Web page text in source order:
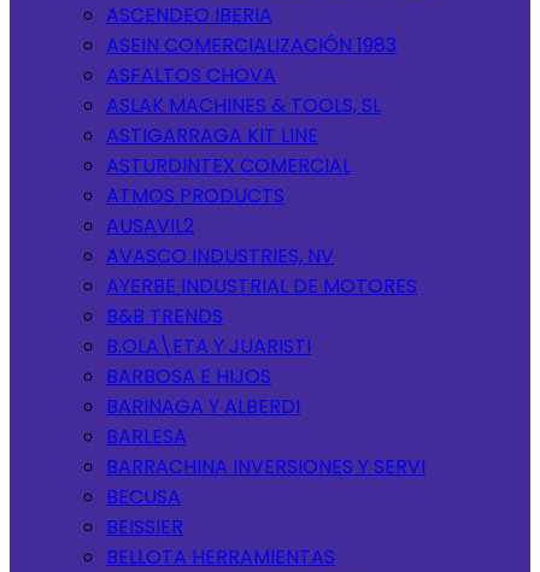
ASCENDEO IBERIA
ASEIN COMERCIALIZACIÓN 1983
ASFALTOS CHOVA
ASLAK MACHINES & TOOLS, SL
ASTIGARRAGA KIT LINE
ASTURDINTEX COMERCIAL
ATMOS PRODUCTS
AUSAVIL2
AVASCO INDUSTRIES, NV
AYERBE INDUSTRIAL DE MOTORES
B&B TRENDS
B.OLA\ETA Y JUARISTI
BARBOSA E HIJOS
BARINAGA Y ALBERDI
BARLESA
BARRACHINA INVERSIONES Y SERVI
BECUSA
BEISSIER
BELLOTA HERRAMIENTAS